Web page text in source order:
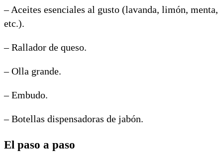
– Aceites esenciales al gusto (lavanda, limón, menta,
etc.).
– Rallador de queso.
– Olla grande.
– Embudo.
– Botellas dispensadoras de jabón.
El paso a paso